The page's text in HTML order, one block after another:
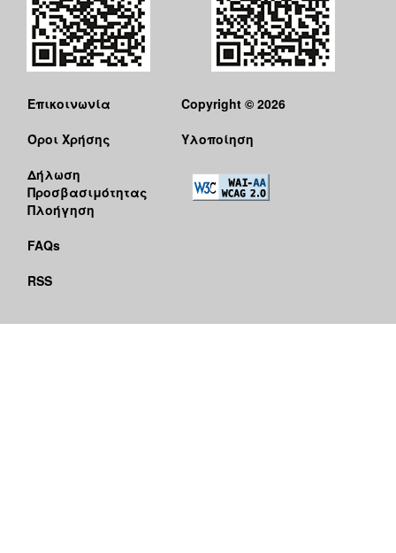
Επικοινωνία
Όροι Χρήσης
Δήλωση
Προσβασιμότητας
Πλοήγηση
FAQs
RSS
Copyright © 2026
Υλοποίηση